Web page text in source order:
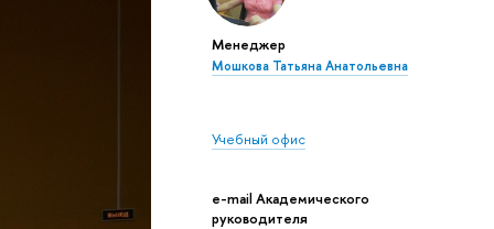
Менеджер
Мошкова Татьяна Анатольевна
Учебный офис
e-mail Академического
руководителя